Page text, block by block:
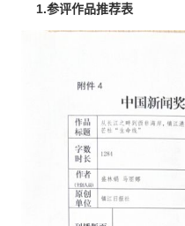
1.参评作品推荐表